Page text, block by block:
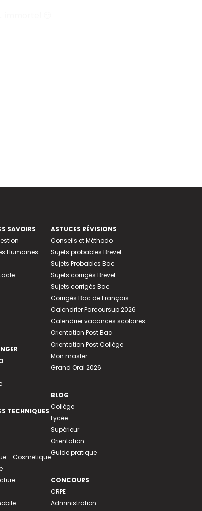
SAVOIRS
Humaines
TECHNIQUES
- Cosmétique
ASTUCES RÉVISIONS
Conseils et Méthodo
Sujets probables Brevet
Sujets Probables Bac
Sujets corrigés Brevet
Sujets corrigés Bac
Corrigés Bac de Français
Calendrier Parcoursup 2026
Calendrier vacances scolaires
Orientation Post Bac
Orientation Post Collège
Mon master
Grand Oral 2026
BLOG
Collège
Lycée
Supérieur
Orientation
Guide pratique
CONCOURS
CRPE
Administration